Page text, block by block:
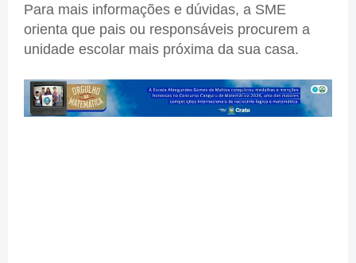
Para mais informações e dúvidas, a SME
orienta que pais ou responsáveis procurem a
unidade escolar mais próxima da sua casa.